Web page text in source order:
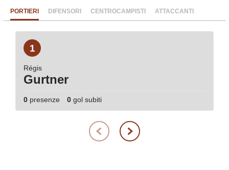
PORTIERI DIFENSORI CENTROCAMPISTI ATTACCANTI
1
Régis
Gurtner
0 presenze 0 gol subiti